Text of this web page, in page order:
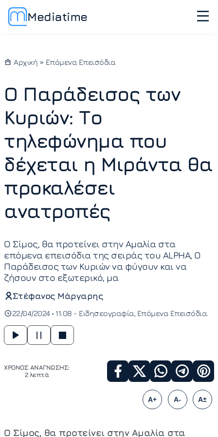
Mediatime
Αρχική » Επόμενα Επεισόδια
Ο Παράδεισος των
Κυριών: Το
τηλεφώνημα που
δέχεται η Μιράντα θα
προκαλέσει
ανατροπές
Ο Σίμος, θα προτείνει στην Αμαλία στα
επόμενα επεισόδια της σειράς του ALPHA, Ο
Παράδεισος των Κυριών να φύγουν και να
ζήσουν στο εξωτερικό, μα
Στέφανος Μάργαρης
22/04/2024 • 11:08 - Ειδησεογραφία Επόμενα Επεισόδια
ΧΡΟΝΟΣ ΑΝΑΓΝΩΣΗΣ:
2 λεπτά
A+ A- A±
Ο Σίμος, θα προτείνει στην Αμαλία στα